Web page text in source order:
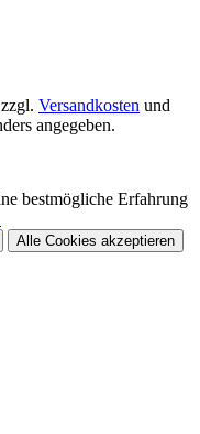
Versandkosten und
angegeben.
bestmögliche Erfahrung
Alle Cookies akzeptieren